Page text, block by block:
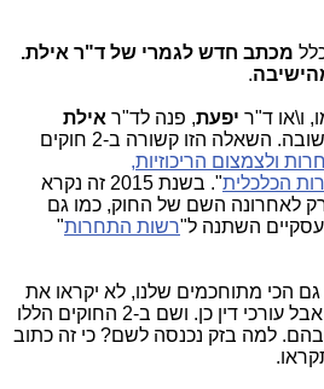
מכתב חדש לגמרי של ד"ר אילת.
.
ו\או ד"ר יפעת, פנה לד"ר אילת
לשאול אותו שאלה מאוד חשובה. השאלה הזו קשורה ב-2 חוקים
ולצמצום הריכוזיות,
הכלכלית
". בשנת 2015 זה נקרא
לאחרונה השם של החוק, כמו גם
השתנה ל"רשות התחרות"
הכי מתוחכמים שלנו, לא יקראו את
החוקים המשעממים הללו, אבל עורכי דין כן. ושם ב-2 החוקים הללו
למה בזק נכנסה לשם? כי זה כתוב